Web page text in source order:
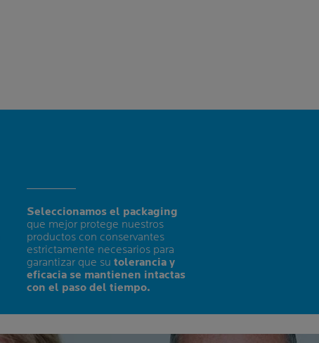
Seleccionamos el packaging
que mejor protege nuestros
productos con conservantes
estrictamente necesarios para
garantizar que su tolerancia y
eficacia se mantienen intactas
con el paso del tiempo.